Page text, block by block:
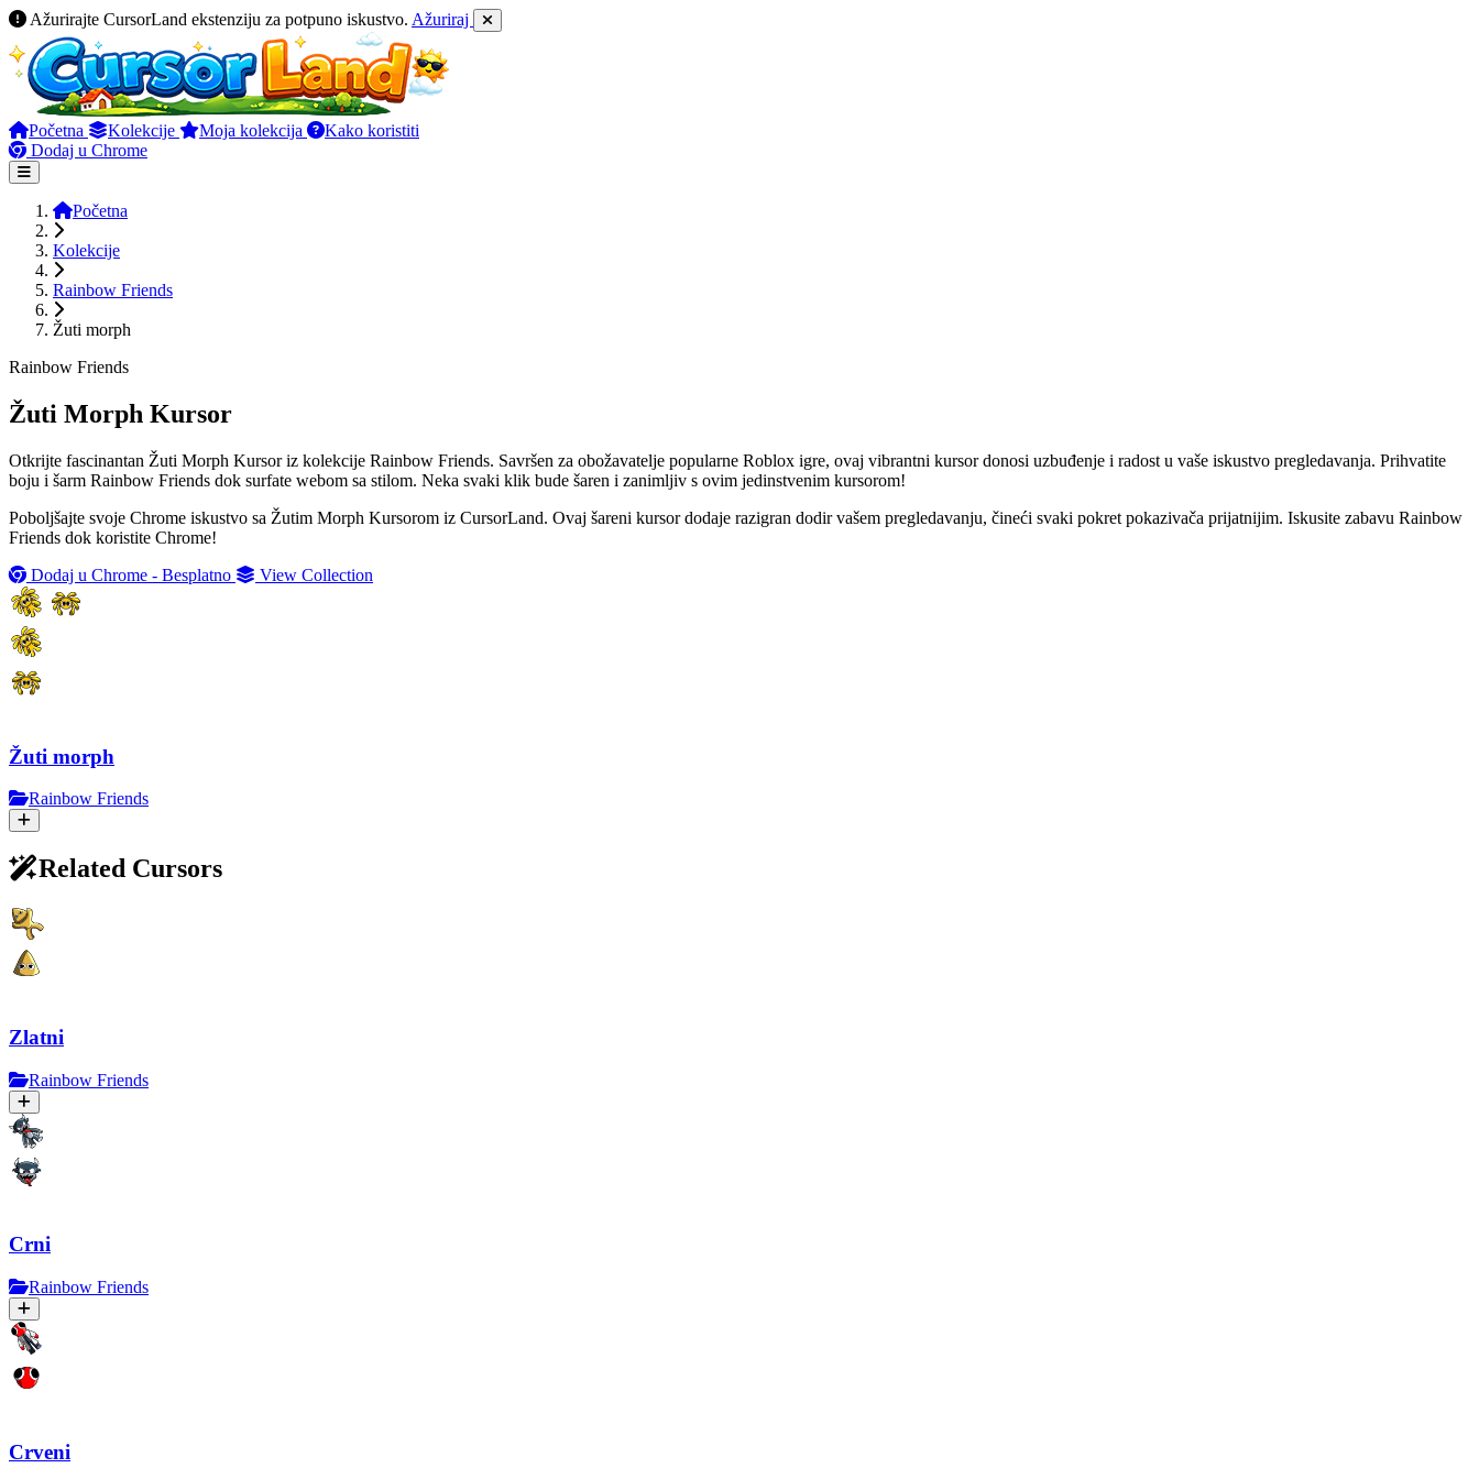
Ažurirajte CursorLand ekstenziju za potpuno iskustvo. Ažuriraj
Početna Kolekcije Moja kolekcija
Kako koristiti
Dodaj u Chrome
Početna
Kolekcije
Rainbow Friends
Žuti morph
Rainbow Friends
Žuti Morph Kursor
Otkrijte fascinantan Žuti Morph Kursor iz kolekcije Rainbow Friends. Savršen za obožavatelje popularne Roblox igre, ovaj vibrantni kursor donosi uzbuđenje i radost u vaše iskustvo pregledavanja. Prihvatite
boju i šarm Rainbow Friends dok surfate webom sa stilom. Neka svaki klik bude šaren i zanimljiv s ovim jedinstvenim kursorom!
Poboljšajte svoje Chrome iskustvo sa Žutim Morph Kursorom iz CursorLand. Ovaj šareni kursor dodaje razigran dodir vašem pregledavanju, čineći svaki pokret pokazivača prijatnijim. Iskusite zabavu Rainbow
Friends dok koristite Chrome!
Dodaj u Chrome - Besplatno
View Collection
Žuti morph
Rainbow Friends
Related Cursors
Zlatni
Rainbow Friends
Crni
Rainbow Friends
Crveni